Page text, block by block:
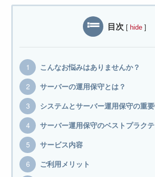
目次 [ hide ]
こんなお悩みはありませんか？
サーバーの運用保守とは？
システムとサーバー運用保守の重
サーバー運用保守のベストプラク
サービス内容
ご利用メリット